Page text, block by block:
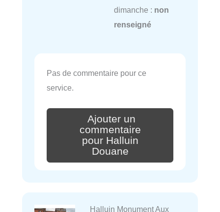
dimanche : non
renseigné
Pas de commentaire pour ce
service.
Ajouter un
commentaire
pour Halluin
Douane
Halluin Monument Aux